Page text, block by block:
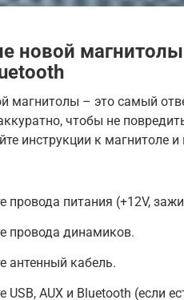
новой
магнитолы – это самый
чтобы не
инструкции к магнитоле и
провода питания (+12V,
провода динамиков.
антенный кабель.
USB, AUX и Bluetooth (если